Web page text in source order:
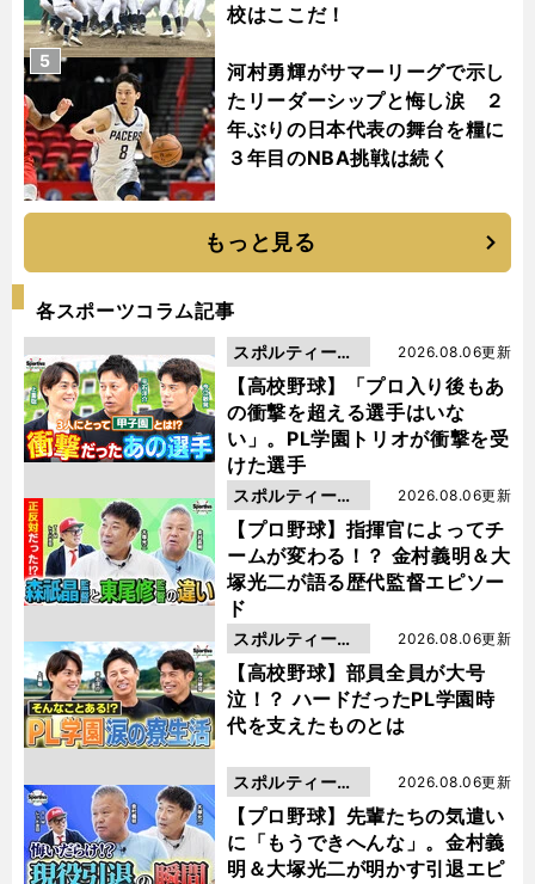
校はここだ！
河村勇輝がサマーリーグで示し
たリーダーシップと悔し涙 ２
年ぶりの日本代表の舞台を糧に
３年目のNBA挑戦は続く
5
もっと見る
各スポーツコラム記事
【高校野球】「プロ入り後もあ
の衝撃を超える選手はいな
い」。PL学園トリオが衝撃を受
けた選手
2026.08.06更新
スポルティーバ
動画
【プロ野球】指揮官によってチ
ームが変わる！？ 金村義明＆大
塚光二が語る歴代監督エピソー
ド
2026.08.06更新
スポルティーバ
動画
【高校野球】部員全員が大号
泣！？ ハードだったPL学園時
代を支えたものとは
2026.08.06更新
スポルティーバ
動画
【プロ野球】先輩たちの気遣い
に「もうできへんな」。金村義
明＆大塚光二が明かす引退エピ
2026.08.06更新
スポルティーバ
動画